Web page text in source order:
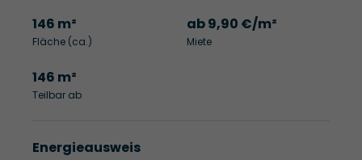
146 m²
Fläche (ca.)
ab 9,90 €/m²
Miete
146 m²
Teilbar ab
Energieausweis